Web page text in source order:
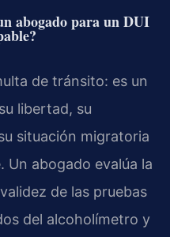
abogado para un DUI
de tránsito: es un
libertad, su
situación migratoria
Un abogado evalúa la
de las pruebas
del alcoholímetro y